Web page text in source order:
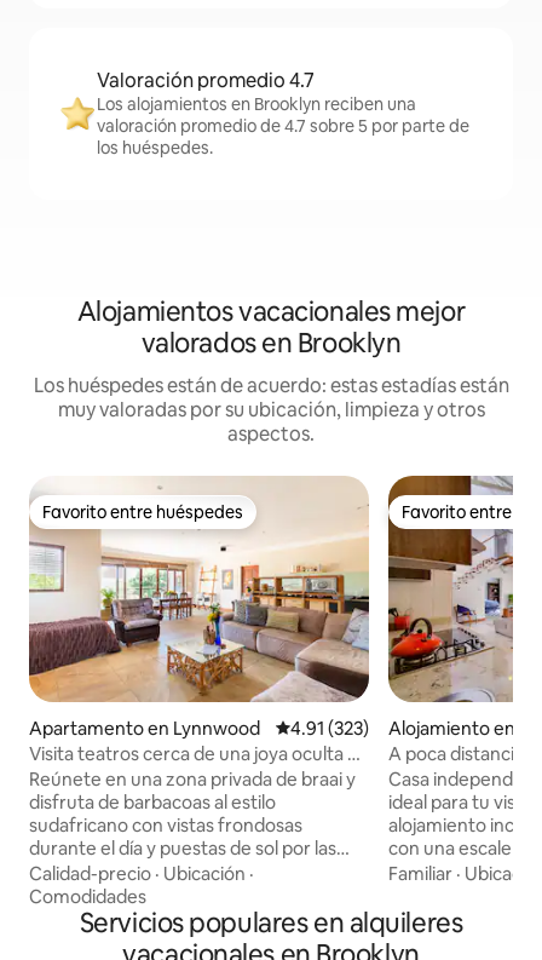
Valoración promedio 4.7
Los alojamientos en Brooklyn reciben una
valoración promedio de 4.7 sobre 5 por parte de
los huéspedes.
Alojamientos vacacionales mejor
valorados en Brooklyn
Los huéspedes están de acuerdo: estas estadías están
muy valoradas por su ubicación, limpieza y otros
aspectos.
Favorito entre huéspedes
Favorito entre huéspedes
Apartamento en Lynnwood Calificación promedio: 4.91 de
4.91 (323)
Visita teatros cerca de una joya oculta en
una zona tranquila
Reúnete en una zona privada de braai y
disfruta de barbacoas al estilo
sudafricano con vistas frondosas
durante el día y puestas de sol por las
noches. Las puertas correderas
acristaladas conducen a un espacioso
interior de planta abierta con suelos de
baldosas de piedra fresca y muebles de
Calidad-precio · Ubicación ·
Comodidades
Favorito entre
Favorito entre
Alojamiento en
A poca distancia
Loftus
Casa
ideal para tu
alojamiento
con una escalera
un espacio de
una cama
una cama
Familiar ·
Servicios populares en alquileres